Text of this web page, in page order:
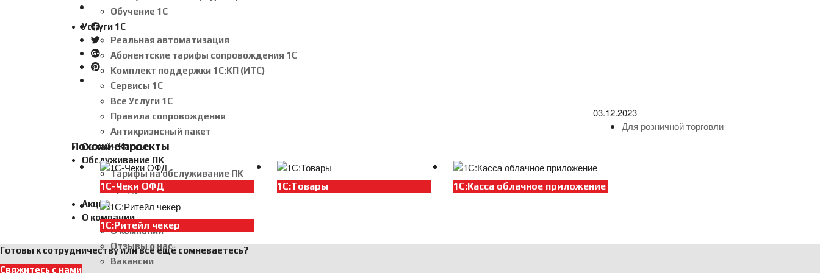
Обучение 1С
Услуги 1С
Реальная автоматизация
Абонентские тарифы сопровождения 1С
Комплект поддержки 1С:КП (ИТС)
Сервисы 1С
Все Услуги 1С
Правила сопровождения
Антикризисный пакет
Онлайн Кассы
Обслуживание ПК
Тарифы на обслуживание ПК
Продукты Dr.Web
Акции
О компании
О компании
Отзывы о нас
Вакансии
03.12.2023
Для розничной торговли
Похожие проекты
1С-Чеки ОФД 1С:Товары 1С:Касса облачное приложение
1С:Ритейл чекер
Готовы к сотрудничеству или всё ещё сомневаетесь?
Свяжитесь с нами